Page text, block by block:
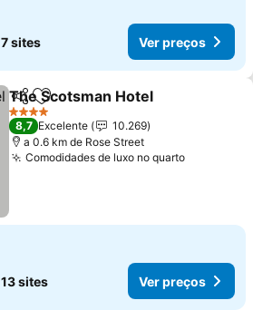
7 sites Ver preços
PartilharAdicionar aos favoritos
The Scotsman Hotel
4 Estrelas
8,7 Excelente
10.269
a 0.6 km de Rose Street
Comodidades de luxo no quarto
13 sites Ver preços